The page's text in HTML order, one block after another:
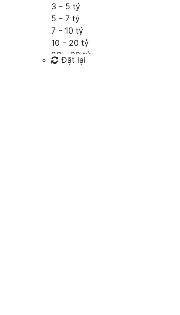
3 - 5 tỷ
5 - 7 tỷ
7 - 10 tỷ
10 - 20 tỷ
20 - 30 tỷ
30 - 40 tỷ
Đặt lại